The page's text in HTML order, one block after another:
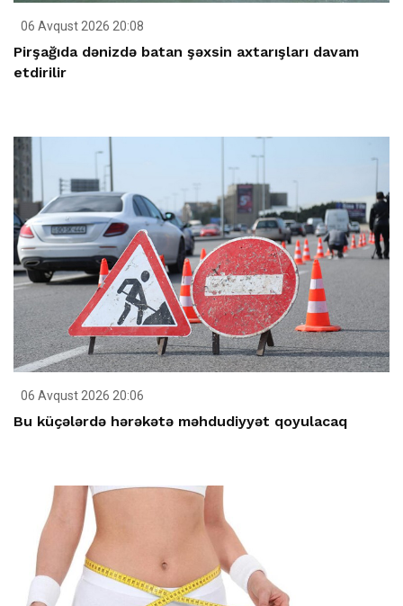
06 Avqust 2026 20:08
Pirşağıda dənizdə batan şəxsin axtarışları davam
etdirilir
06 Avqust 2026 20:06
Bu küçələrdə hərəkətə məhdudiyyət qoyulacaq